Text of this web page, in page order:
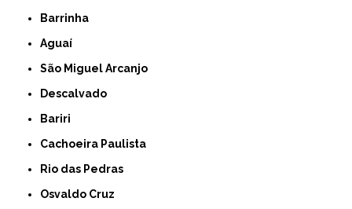
Barrinha
Aguaí
São Miguel Arcanjo
Descalvado
Bariri
Cachoeira Paulista
Rio das Pedras
Osvaldo Cruz